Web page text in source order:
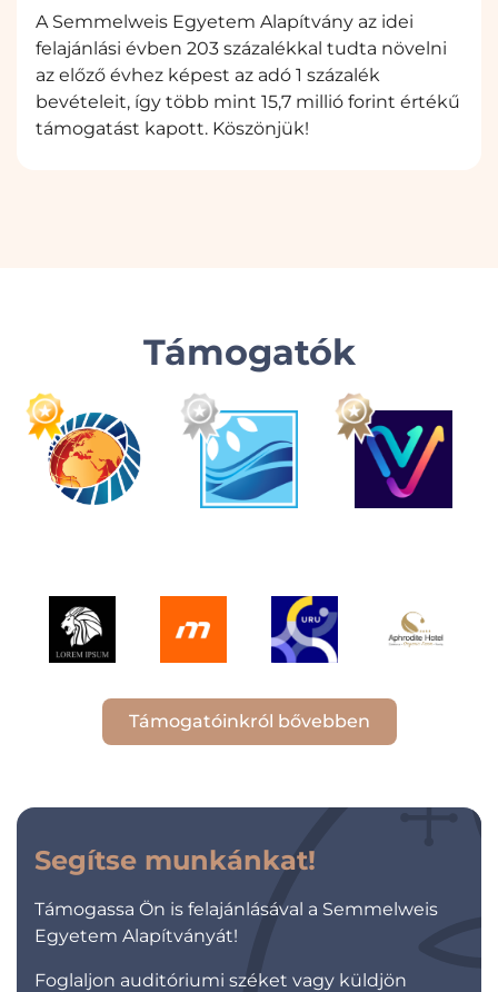
A Semmelweis Egyetem Alapítvány az idei
felajánlási évben 203 százalékkal tudta növelni
az előző évhez képest az adó 1 százalék
bevételeit, így több mint 15,7 millió forint értékű
támogatást kapott. Köszönjük!
Támogatók
Támogatóinkról bővebben
Segítse munkánkat!
Támogassa Ön is felajánlásával a Semmelweis
Egyetem Alapítványát!
Foglaljon auditóriumi széket vagy küldjön